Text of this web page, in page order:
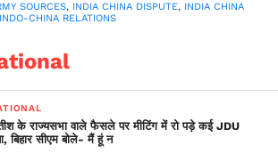
कायम रखने और बातचीत के जरिये गतिरोध को
SOURCES, INDIA CHINA DISPUTE, INDIA CHINA
INDO-CHINA RELATIONS
के राज्यसभा वाले फैसले पर मीटिंग में रो पड़े कई JDU
बिहार सीएम बोले- मैं हूं न